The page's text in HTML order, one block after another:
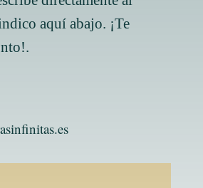
aquí abajo. ¡Te